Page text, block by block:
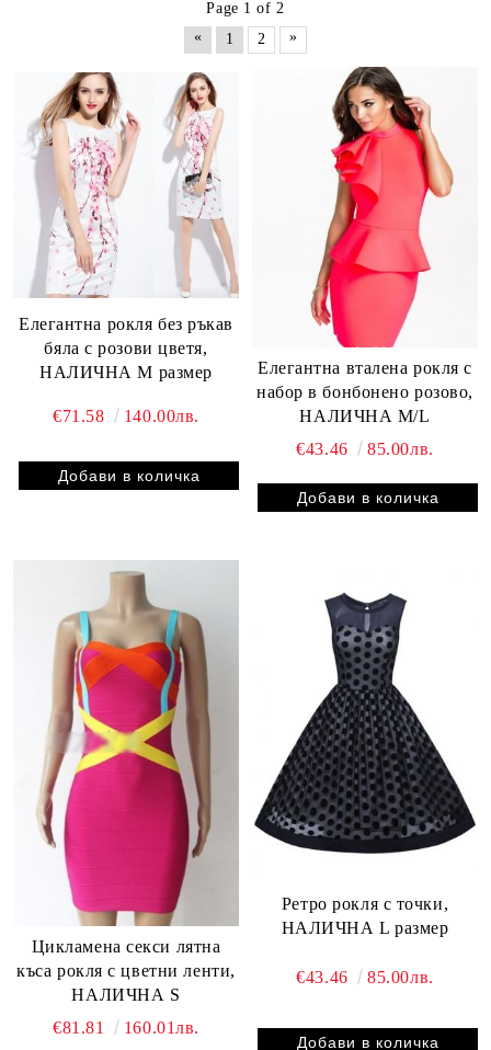
Page 1 of 2
«
1 2 »
Елегантна рокля без ръкав
бяла с розови цветя,
НАЛИЧНА M размер
€71.58 140.00лв.
Елегантна вталена рокля с
набор в бонбонено розово,
НАЛИЧНА M/L
€43.46
85.00лв.
Цикламена секси лятна
къса рокля с цветни ленти,
НАЛИЧНА S
€81.81
160.01лв.
Ретро рокля с точки,
НАЛИЧНА L размер
€43.46 85.00лв.